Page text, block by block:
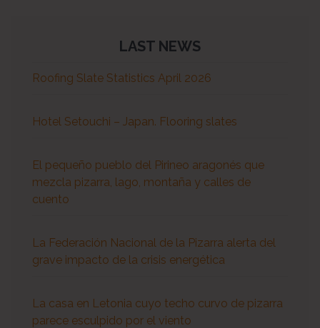
LAST NEWS
Roofing Slate Statistics April 2026
Hotel Setouchi – Japan. Flooring slates
El pequeño pueblo del Pirineo aragonés que
mezcla pizarra, lago, montaña y calles de
cuento
La Federación Nacional de la Pizarra alerta del
grave impacto de la crisis energética
La casa en Letonia cuyo techo curvo de pizarra
parece esculpido por el viento